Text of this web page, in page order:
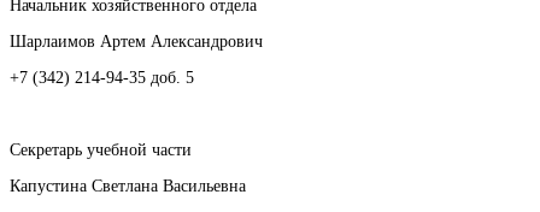
Начальник хозяйственного отдела
Шарлаимов Артем Александрович
+7 (342) 214-94-35 доб. 5
Секретарь учебной части
Капустина Светлана Васильевна